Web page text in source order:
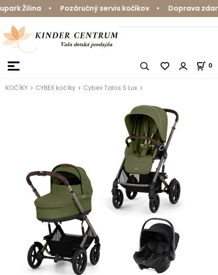
Žilina • Pozáručný servis kočíkov • Doprava
0
KOČÍKY CYBEX kočíky Cybex Talos S Lux